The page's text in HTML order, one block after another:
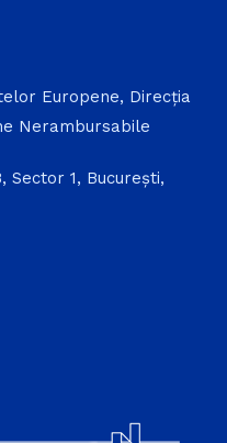
Europene, Direcția
Nerambursabile
Sector 1, București,